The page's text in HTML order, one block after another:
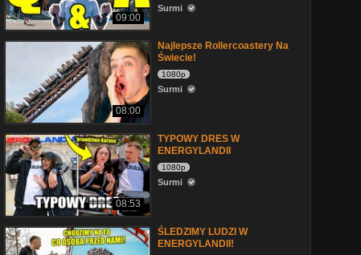
09:00
Surmi
08:00
Najlepsze Rollercoastery Na
Świecie!
1080p
Surmi
08:53
TYPOWY DRES W
ENERGYLANDII
1080p
Surmi
ŚLEDZIMY LUDZI W
ENERGYLANDII!